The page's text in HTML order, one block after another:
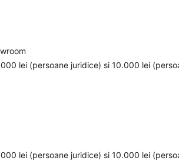
lei (persoane juridice) si 10.000 lei
lei (persoane juridice) si 10.000 lei